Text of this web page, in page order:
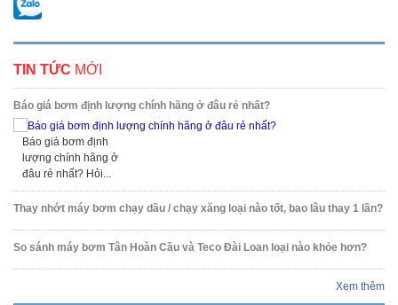
TIN TỨC MỚI
Báo giá bơm định lượng chính hãng ở đâu rẻ nhất?
Báo giá bơm định
lượng chính hãng ở
đâu rẻ nhất? Hỏi...
Thay nhớt máy bơm chạy dầu / chạy xăng loại nào tốt, bao lâu thay 1 lần?
So sánh máy bơm Tân Hoàn Cầu và Teco Đài Loan loại nào khỏe hơn?
Xem thêm